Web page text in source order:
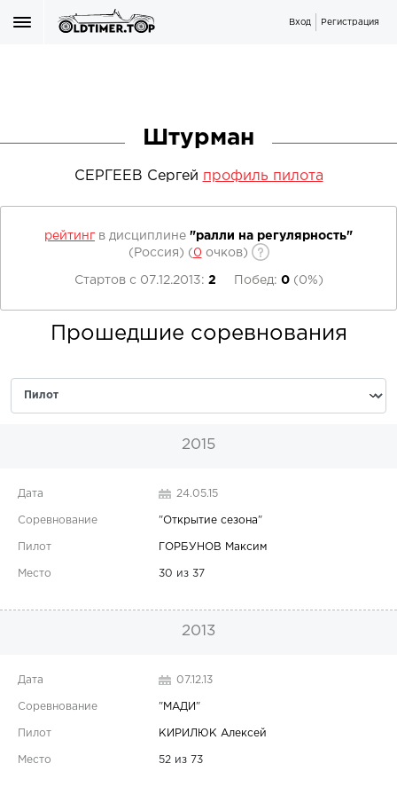
Вход Регистрация
Штурман
СЕРГЕЕВ Сергей профиль пилота
рейтинг в дисциплине "ралли на регулярность"
(Россия) (0 очков)
Стартов с 07.12.2013: 2 Побед: 0(0%)
Прошедшие соревнования
2015
24.05.15
"Открытие сезона"
ГОРБУНОВ Максим
30 из 37
2013
07.12.13
"МАДИ"
КИРИЛЮК Алексей
52 из 73